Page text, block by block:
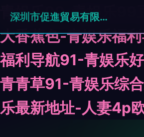
青娱乐99-青娱乐99
大香蕉色-青娱乐福
福利导航91-青娱乐
青青草91-青娱乐综
乐最新地址-人妻4p
深圳市促進貿易有限公司